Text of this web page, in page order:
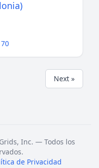
Next »
Inc. — Todos los
de Privacidad